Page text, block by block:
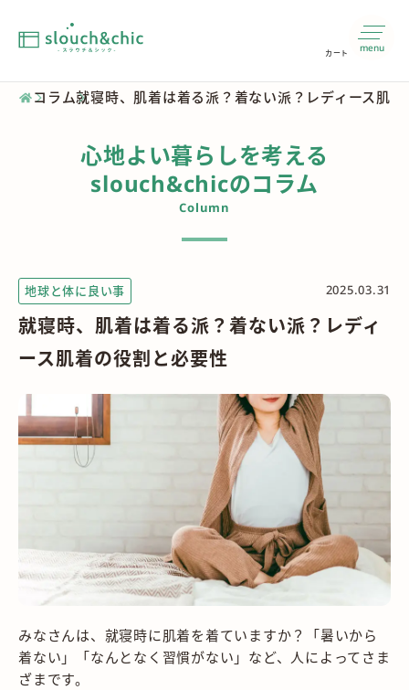
カート menu
コラム就寝時、肌着は着る派？着ない派？レディース肌
心地よい暮らしを考える
slouch&chicのコラム
Column
地球と体に良い事 2025.03.31
就寝時、肌着は着る派？着ない派？レディ
ース肌着の役割と必要性
みなさんは、就寝時に肌着を着ていますか？「暑いから
着ない」「なんとなく習慣がない」など、人によってさま
ざまです。